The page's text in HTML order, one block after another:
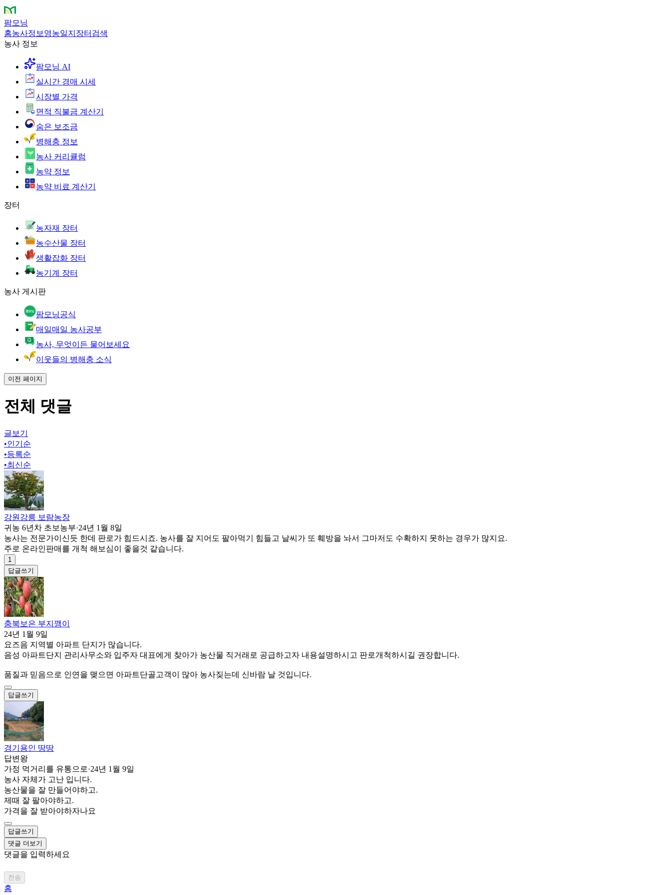
팜모닝
홈농사정보 영농일지 장터 검색
농사 정보
팜모닝 AI
실시간 경매 시세
시장별 가격
면적 직불금 계산기
숨은 보조금
병해충 정보
농사 커리큘럼
농약 정보
농약 비료 계산기
장터
농자재 장터
농수산물 장터
생활잡화 장터
농기계 장터
농사 게시판
팜모닝공식
매일매일 농사공부
농사, 무엇이든 물어보세요
이웃들의 병해충 소식
이전 페이지
전체 댓글
글보기
•인기순
•등록순
•최신순
강원강릉 보람농장
귀농 6년차 초보농부·24년 1월 8일
농사는 전문가이신듯 한데 판로가 힘드시죠. 농사를 잘 지어도 팔아먹기 힘들고 날씨가 또 훼방을 놔서 그마저도 수확하지 못하는 경우가 많지요.
주로 온라인판매를 개척 해보심이 좋을것 같습니다.
1
답글쓰기
충북보은 부지깽이
24년 1월 9일
요즈음 지역별 아파트 단지가 많습니다.
음성 아파트단지 관리사무소와 입주자 대표에게 찾아가 농산물 직거래로 공급하고자 내용설명하시고 판로개척하시길 권장합니다.
품질과 믿음으로 인연을 맺으면 아파트단골고객이 많아 농사짖는데 신바람 날 것입니다.
답글쓰기
경기용인 땅땅
답변왕
가정 먹거리를 유통으로·24년 1월 9일
농사 자체가 고난 입니다.
농산물을 잘 만들어야하고.
제때 잘 팔아야하고.
가격을 잘 받아야하자나요
답글쓰기
댓글 더보기
댓글을 입력하세요
전송
홈